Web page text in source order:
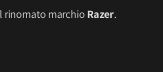
rinomato marchio Razer.